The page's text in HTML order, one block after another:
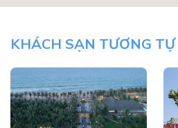
KHÁCH SẠN TƯƠNG TỰ